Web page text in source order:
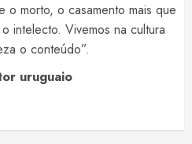
o morto, o casamento mais que
intelecto. Vivemos na cultura
o conteúdo”.
uruguaio